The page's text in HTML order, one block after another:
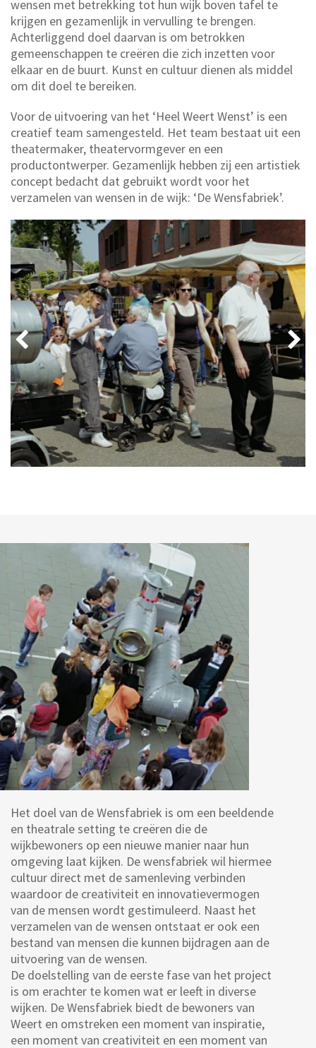
wensen met betrekking tot hun wijk boven tafel te
krijgen en gezamenlijk in vervulling te brengen.
Achterliggend doel daarvan is om betrokken
gemeenschappen te creëren die zich inzetten voor
elkaar en de buurt. Kunst en cultuur dienen als middel
om dit doel te bereiken.
Voor de uitvoering van het ‘Heel Weert Wenst’ is een
creatief team samengesteld. Het team bestaat uit een
theatermaker, theatervormgever en een
productontwerper. Gezamenlijk hebben zij een artistiek
concept bedacht dat gebruikt wordt voor het
verzamelen van wensen in de wijk: ‘De Wensfabriek’.
 
Het doel van de Wensfabriek is om een beeldende
en theatrale setting te creëren die de
wijkbewoners op een nieuwe manier naar hun
omgeving laat kijken. De wensfabriek wil hiermee
cultuur direct met de samenleving verbinden
waardoor de creativiteit en innovatievermogen
van de mensen wordt gestimuleerd. Naast het
verzamelen van de wensen ontstaat er ook een
bestand van mensen die kunnen bijdragen aan de
uitvoering van de wensen.
De doelstelling van de eerste fase van het project
is om erachter te komen wat er leeft in diverse
wijken. De Wensfabriek biedt de bewoners van
Weert en omstreken een moment van inspiratie,
een moment van creativiteit en een moment van